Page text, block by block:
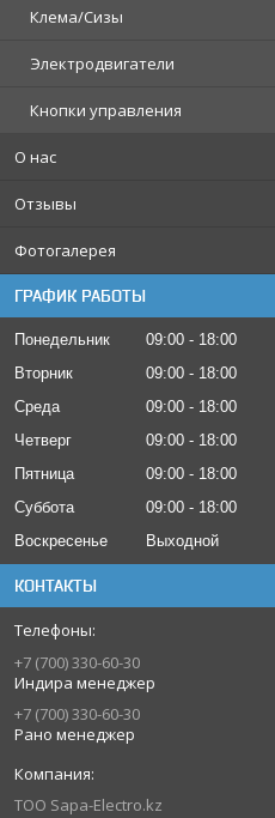
Клема/Сизы
Электродвигатели
Кнопки управления
О нас
Отзывы
Фотогалерея
ГРАФИК РАБОТЫ
Понедельник 09:00
18:00
Вторник
09:00
18:00
Среда
09:00
18:00
Четверг
09:00
18:00
Пятница
09:00
18:00
Суббота
09:00
18:00
Воскресенье
Выходной
КОНТАКТЫ
+7 (700) 330-60-30
Индира менеджер
+7 (700) 330-60-30
Рано менеджер
ТОО Sapa-Electro.kz